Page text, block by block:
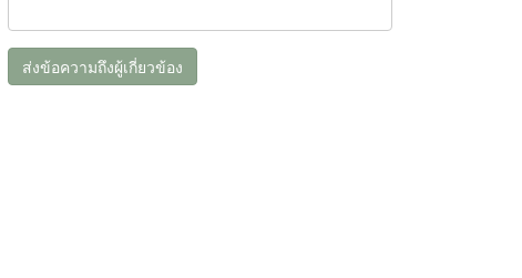
ส่งข้อความถึงผู้เกี่ยวข้อง